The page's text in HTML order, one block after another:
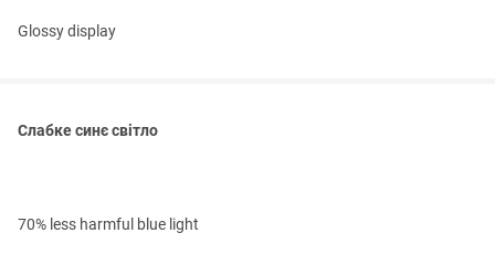
Glossy display
Слабке синє світло
70% less harmful blue light